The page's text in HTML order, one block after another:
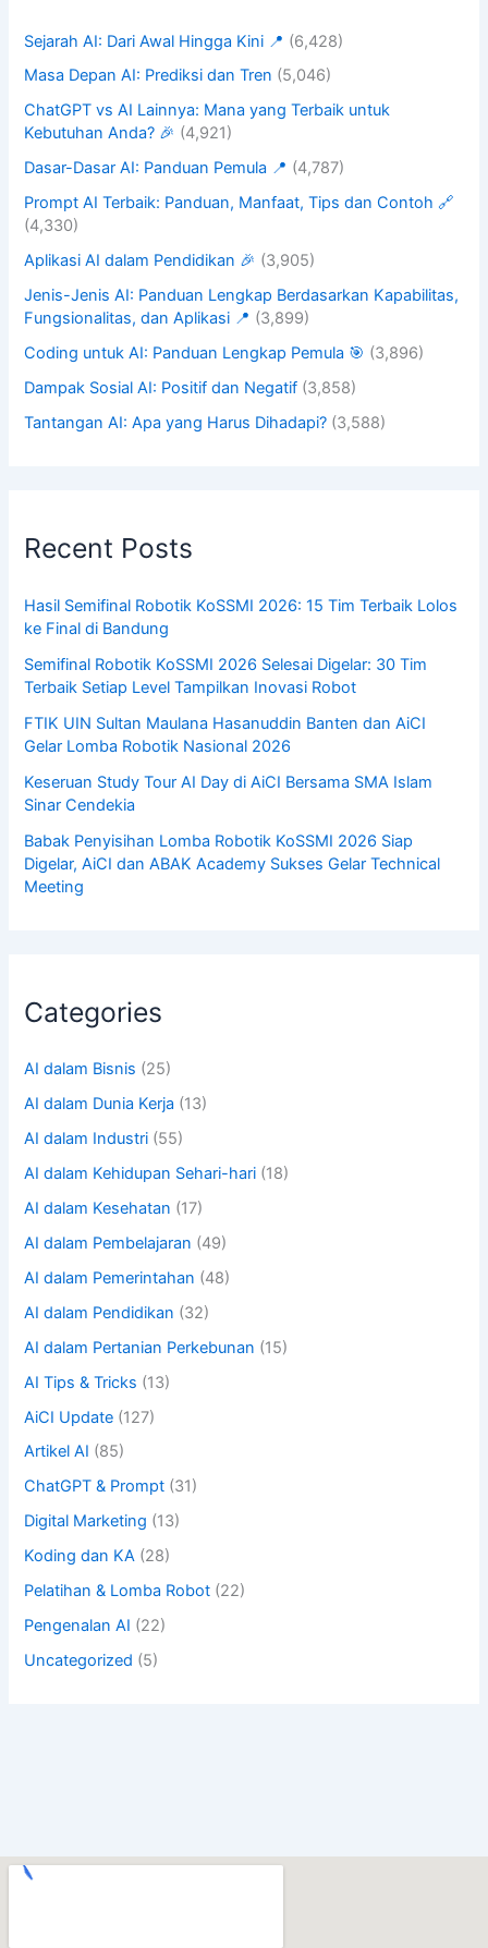
Sejarah AI: Dari Awal Hingga Kini 📍 (6,428)
Masa Depan AI: Prediksi dan Tren (5,046)
ChatGPT vs AI Lainnya: Mana yang Terbaik untuk
Kebutuhan Anda? 🎉 (4,921)
Dasar-Dasar AI: Panduan Pemula 📍 (4,787)
Prompt AI Terbaik: Panduan, Manfaat, Tips dan Contoh 🔗
(4,330)
Aplikasi AI dalam Pendidikan 🎉 (3,905)
Jenis-Jenis AI: Panduan Lengkap Berdasarkan Kapabilitas,
Fungsionalitas, dan Aplikasi 📍 (3,899)
Coding untuk AI: Panduan Lengkap Pemula 🎯 (3,896)
Dampak Sosial AI: Positif dan Negatif (3,858)
Tantangan AI: Apa yang Harus Dihadapi? (3,588)
Recent Posts
Hasil Semifinal Robotik KoSSMI 2026: 15 Tim Terbaik Lolos
ke Final di Bandung
Semifinal Robotik KoSSMI 2026 Selesai Digelar: 30 Tim
Terbaik Setiap Level Tampilkan Inovasi Robot
FTIK UIN Sultan Maulana Hasanuddin Banten dan AiCI
Gelar Lomba Robotik Nasional 2026
Keseruan Study Tour AI Day di AiCI Bersama SMA Islam
Sinar Cendekia
Babak Penyisihan Lomba Robotik KoSSMI 2026 Siap
Digelar, AiCI dan ABAK Academy Sukses Gelar Technical
Meeting
Categories
AI dalam Bisnis (25)
AI dalam Dunia Kerja (13)
AI dalam Industri (55)
AI dalam Kehidupan Sehari-hari (18)
AI dalam Kesehatan (17)
AI dalam Pembelajaran (49)
AI dalam Pemerintahan (48)
AI dalam Pendidikan (32)
AI dalam Pertanian Perkebunan (15)
AI Tips & Tricks (13)
AiCI Update (127)
Artikel AI (85)
ChatGPT & Prompt (31)
Digital Marketing (13)
Koding dan KA (28)
Pelatihan & Lomba Robot (22)
Pengenalan AI (22)
Uncategorized (5)